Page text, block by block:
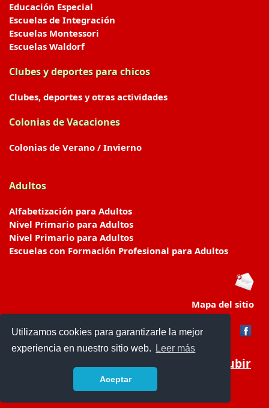
Utilizamos cookies para garantizarle la mejor
experiencia en nuestro sitio web.
Leer más
Aceptar
Educación Especial
Escuelas de Integración
Escuelas Montessori
Escuelas Waldorf
Clubes y deportes para chicos
Clubes, deportes y otras actividades
Colonias de Vacaciones
Colonias de Verano / Invierno
Adultos
Alfabetización para Adultos
Nivel Primario para Adultos
Nivel Primario para Adultos
Escuelas con Formación Profesional para Adultos
Mapa del sitio
Subir